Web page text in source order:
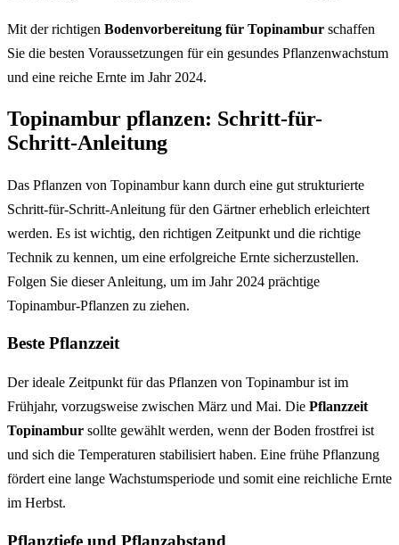
Mit der richtigen Bodenvorbereitung für Topinambur schaffen
Sie die besten Voraussetzungen für ein gesundes Pflanzenwachstum
und eine reiche Ernte im Jahr 2024.
Topinambur pflanzen: Schritt-für-
Schritt-Anleitung
Das Pflanzen von Topinambur kann durch eine gut strukturierte
Schritt-für-Schritt-Anleitung für den Gärtner erheblich erleichtert
werden. Es ist wichtig, den richtigen Zeitpunkt und die richtige
Technik zu kennen, um eine erfolgreiche Ernte sicherzustellen.
Folgen Sie dieser Anleitung, um im Jahr 2024 prächtige
Topinambur-Pflanzen zu ziehen.
Beste Pflanzzeit
Der ideale Zeitpunkt für das Pflanzen von Topinambur ist im
Frühjahr, vorzugsweise zwischen März und Mai. Die Pflanzzeit
Topinambur sollte gewählt werden, wenn der Boden frostfrei ist
und sich die Temperaturen stabilisiert haben. Eine frühe Pflanzung
fördert eine lange Wachstumsperiode und somit eine reichliche Ernte
im Herbst.
Pflanztiefe und Pflanzabstand